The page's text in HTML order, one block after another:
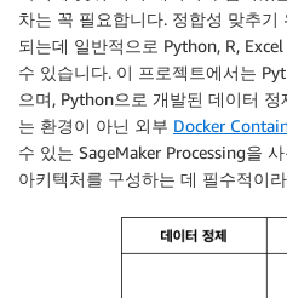
차는 꼭 필요합니다. 정합성 맞추
되는데 일반적으로 Python, R,
수 있습니다. 이 프로젝트에서는
으며, Python으로 개발된 데이터
는 환경이 아닌 외부 Docker
수 있는 SageMaker Processing을
아키텍처를 구성하는 데 필수적이